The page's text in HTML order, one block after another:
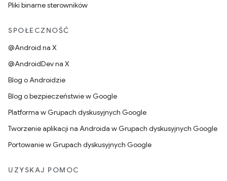
Pliki binarne sterowników
SPOŁECZNOŚĆ
@Android na X
@AndroidDev na X
Blog o Androidzie
Blog o bezpieczeństwie w Google
Platforma w Grupach dyskusyjnych Google
Tworzenie aplikacji na Androida w Grupach dyskusyjnych Google
Portowanie w Grupach dyskusyjnych Google
UZYSKAJ POMOC